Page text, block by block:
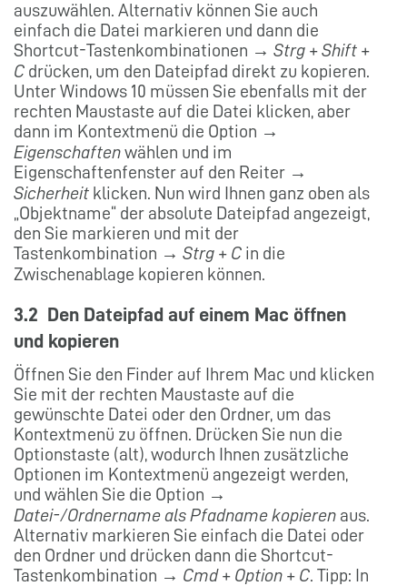
auszuwählen. Alternativ können Sie auch
einfach die Datei markieren und dann die
Shortcut-Tastenkombinationen → Strg + Shift +
C drücken, um den Dateipfad direkt zu kopieren.
Unter Windows 10 müssen Sie ebenfalls mit der
rechten Maustaste auf die Datei klicken, aber
dann im Kontextmenü die Option →
Eigenschaften wählen und im
Eigenschaftenfenster auf den Reiter →
Sicherheit klicken. Nun wird Ihnen ganz oben als
„Objektname“ der absolute Dateipfad angezeigt,
den Sie markieren und mit der
Tastenkombination → Strg + C in die
Zwischenablage kopieren können.
3.2 Den Dateipfad auf einem Mac öffnen
und kopieren
Öffnen Sie den Finder auf Ihrem Mac und klicken
Sie mit der rechten Maustaste auf die
gewünschte Datei oder den Ordner, um das
Kontextmenü zu öffnen. Drücken Sie nun die
Optionstaste (alt), wodurch Ihnen zusätzliche
Optionen im Kontextmenü angezeigt werden,
und wählen Sie die Option →
Datei-/Ordnername als Pfadname kopieren aus.
Alternativ markieren Sie einfach die Datei oder
den Ordner und drücken dann die Shortcut-
Tastenkombination → Cmd + Option + C. Tipp: In